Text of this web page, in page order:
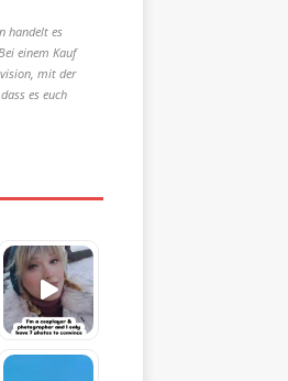
handelt es
einem Kauf
mit der
es euch